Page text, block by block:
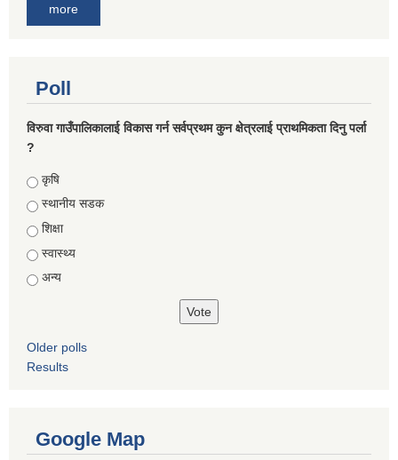
more
Poll
विरुवा गाउँपालिकालाई विकास गर्न सर्वप्रथम कुन क्षेत्रलाई प्राथमिकता दिनु पर्ला
?
Choices
कृषि
स्थानीय सडक
शिक्षा
स्वास्थ्य
अन्य
Older polls
Results
Google Map